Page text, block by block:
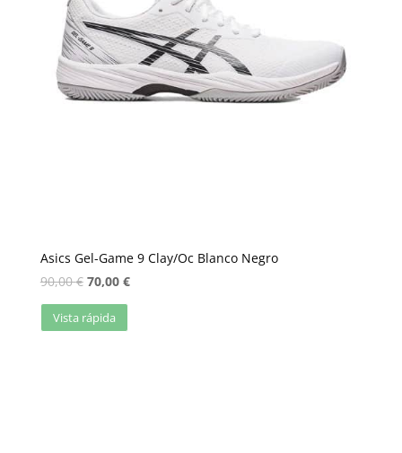
Asics Gel-Game 9 Clay/Oc Blanco Negro
90,00€ 70,00 €
Vista rápida